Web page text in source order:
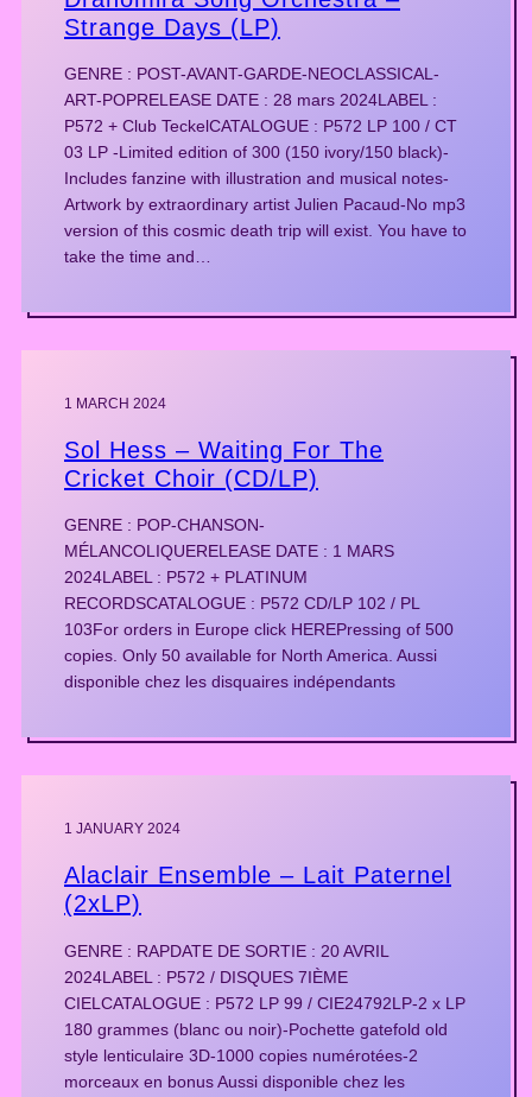
Strange Days (LP)
GENRE : POST-AVANT-GARDE-NEOCLASSICAL-
ART-POPRELEASE DATE : 28 mars 2024LABEL :
P572 + Club TeckelCATALOGUE : P572 LP 100 / CT
03 LP -Limited edition of 300 (150 ivory/150 black)-
Includes fanzine with illustration and musical notes-
Artwork by extraordinary artist Julien Pacaud-No mp3
version of this cosmic death trip will exist. You have to
take the time and…
1 MARCH 2024
Sol Hess – Waiting For The
Cricket Choir (CD/LP)
GENRE : POP-CHANSON-
MÉLANCOLIQUERELEASE DATE : 1 MARS
2024LABEL : P572 + PLATINUM
RECORDSCATALOGUE : P572 CD/LP 102 / PL
103For orders in Europe click HEREPressing of 500
copies. Only 50 available for North America. Aussi
disponible chez les disquaires indépendants
1 JANUARY 2024
Alaclair Ensemble – Lait Paternel
(2xLP)
GENRE : RAPDATE DE SORTIE : 20 AVRIL
2024LABEL : P572 / DISQUES 7IÈME
CIELCATALOGUE : P572 LP 99 / CIE24792LP-2 x LP
180 grammes (blanc ou noir)-Pochette gatefold old
style lenticulaire 3D-1000 copies numérotées-2
morceaux en bonus Aussi disponible chez les